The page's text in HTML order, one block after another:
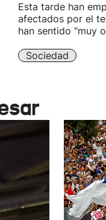
Esta tarde han
afectados por el
han sentido "muy
Sociedad